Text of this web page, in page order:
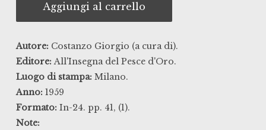
Aggiungi al carrello
Autore: Costanzo Giorgio (a cura di).
Editore: All'Insegna del Pesce d'Oro.
Luogo di stampa: Milano.
Anno: 1959
Formato: In-24. pp. 41, (1).
Note: